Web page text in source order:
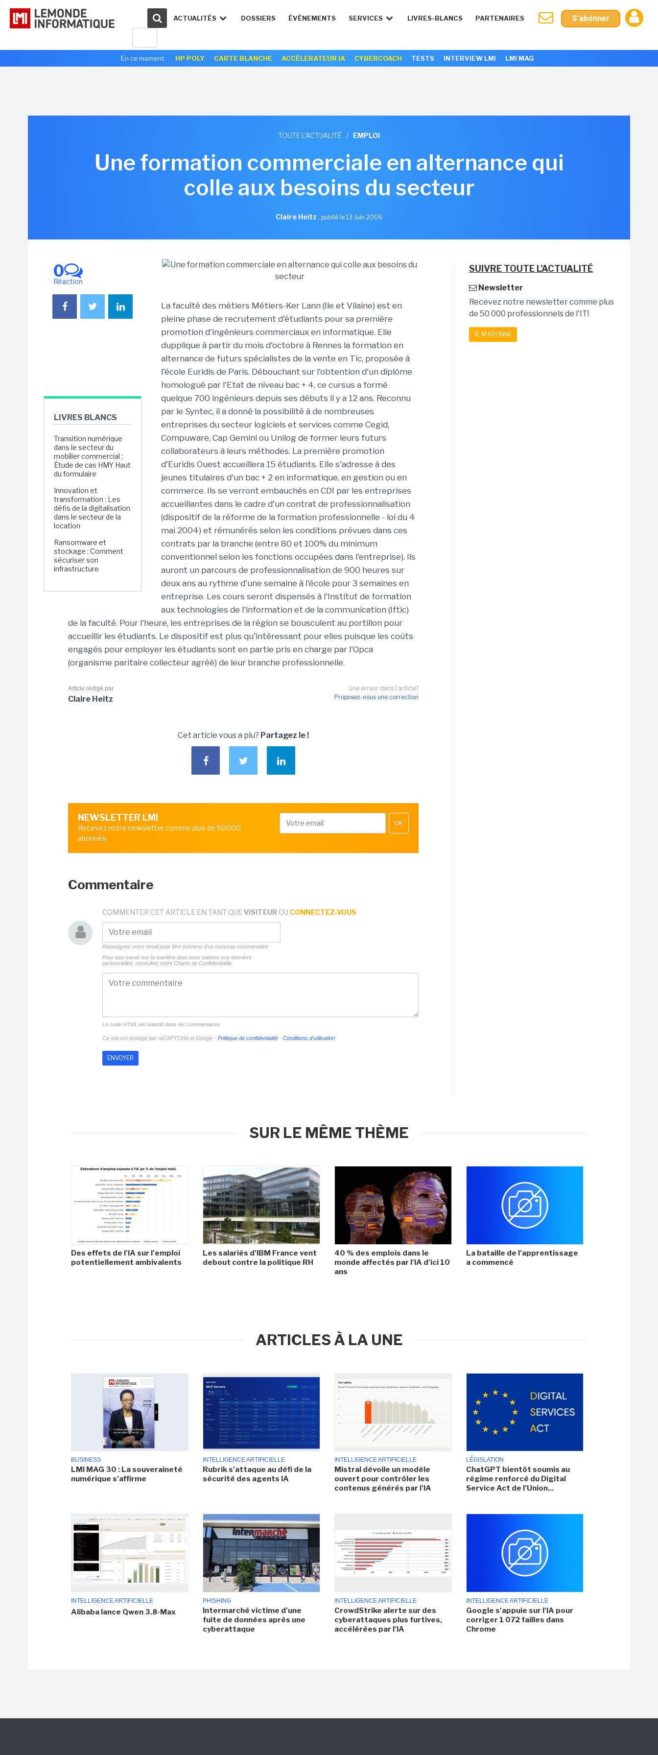
ACTUALITÉS DOSSIERS ÉVÉNEMENTS SERVICES LIVRES-BLANCS PARTENAIRES S'abonner
En ce moment : HP POLY CARTE BLANCHE ACCÉLERATEUR IA CYBERCOACH TESTS INTERVIEW LMI LMI MAG
TOUTE L'ACTUALITÉ / EMPLOI
Une formation commerciale en alternance qui
colle aux besoins du secteur
Claire Heitz , publié le 13 Juin 2006
0
Réaction
LIVRES BLANCS
Transition numérique
dans le secteur du
mobilier commercial :
Étude de cas HMY Haut
du formulaire
Innovation et
transformation : Les
défis de la digitalisation
dans le secteur de la
location
Ransomware et
stockage : Comment
sécuriser son
infrastructure
La faculté des métiers Métiers-Ker Lann (Ile et Vilaine) est en
pleine phase de recrutement d'étudiants pour sa première
promotion d'ingénieurs commerciaux en informatique. Elle
dupplique à partir du mois d'octobre à Rennes la formation en
alternance de futurs spécialistes de la vente en Tic, proposée à
l'école Euridis de Paris. Débouchant sur l'obtention d'un diplôme
homologué par l'Etat de niveau bac + 4, ce cursus a formé
quelque 700 ingénieurs depuis ses débuts il y a 12 ans. Reconnu
par le Syntec, il a donné la possibilité à de nombreuses
entreprises du secteur logiciels et services comme Cegid,
Compuware, Cap Gemini ou Unilog de former leurs futurs
collaborateurs à leurs méthodes. La première promotion
d'Euridis Ouest accueillera 15 étudiants. Elle s'adresse à des
jeunes titulaires d'un bac + 2 en informatique, en gestion ou en
commerce. Ils se verront embauchés en CDI par les entreprises
accueillantes dans le cadre d'un contrat de professionnalisation
(dispositif de la réforme de la formation professionnelle - loi du 4
mai 2004) et rémunérés selon les conditions prévues dans ces
contrats par la branche (entre 80 et 100% du minimum
conventionnel selon les fonctions occupées dans l'entreprise). Ils
auront un parcours de professionnalisation de 900 heures sur
deux ans au rythme d'une semaine à l'école pour 3 semaines en
entreprise. Les cours seront dispensés à l'Institut de formation
aux technologies de l'information et de la communication (Iftic)
de la faculté. Pour l'heure, les entreprises de la région se bousculent au portillon pour
accueillir les étudiants. Le dispositif est plus qu'intéressant pour elles puisque les coûts
engagés pour employer les étudiants sont en partie pris en charge par l'Opca
(organisme paritaire collecteur agréé) de leur branche professionnelle.
Une erreur dans l'article?
Proposez-nous une correction
Article rédigé par
Claire Heitz
Cet article vous a plu? Partagez le !
NEWSLETTER LMI
Recevez notre newsletter comme plus de 50000
abonnés
OK
Commentaire
COMMENTER CET ARTICLE EN TANT QUE VISITEUR OU CONNECTEZ-VOUS
Renseignez votre email pour être prévenu d'un nouveau commentaire
Pour tout savoir sur la manière dont nous traitons vos données
personnelles, consultez notre Charte de Confidentialité.
Le code HTML est interdit dans les commentaires
Ce site est protégé par reCAPTCHA et Google - Politique de confidentialité - Conditions d'utilisation
SUIVRE TOUTE L'ACTUALITÉ
Newsletter
Recevez notre newsletter comme plus
de 50 000 professionnels de l'IT!
JE M'ABONNE
SUR LE MÊME THÈME
Des effets de l'IA sur l'emploi
potentiellement ambivalents
Les salariés d'IBM France vent
debout contre la politique RH
40 % des emplois dans le
monde affectés par l'IA d'ici 10
ans
La bataille de l'apprentissage
a commencé
ARTICLES À LA UNE
BUSINESS
LMI MAG 30 : La souveraineté
numérique s'affirme
INTELLIGENCE ARTIFICIELLE
Rubrik s'attaque au défi de la
sécurité des agents IA
INTELLIGENCE ARTIFICIELLE
Mistral dévoile un modèle
ouvert pour contrôler les
contenus générés par l'IA
LÉGISLATION
ChatGPT bientôt soumis au
régime renforcé du Digital
Service Act de l'Union...
INTELLIGENCE ARTIFICIELLE
Alibaba lance Qwen 3.8-Max
PHISHING
Intermarché victime d'une
fuite de données après une
cyberattaque
INTELLIGENCE ARTIFICIELLE
CrowdStrike alerte sur des
cyberattaques plus furtives,
accélérées par l'IA
INTELLIGENCE ARTIFICIELLE
Google s'appuie sur l'IA pour
corriger 1 072 failles dans
Chrome